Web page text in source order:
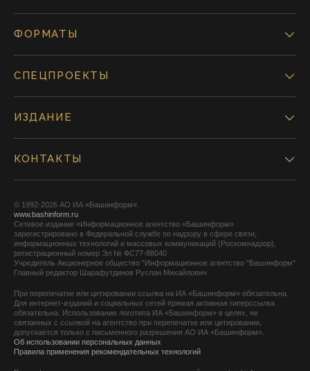
ФОРМАТЫ
СПЕЦПРОЕКТЫ
ИЗДАНИЕ
КОНТАКТЫ
© 1992-2026 АО ИА «Башинформ».
www.bashinform.ru
Сетевое издание «Информационное агентство «Башинформ»
зарегистрировано в Федеральной службе по надзору в сфере связи,
информационных технологий и массовых коммуникаций (Роскомнадзор),
регистрационный номер Эл № ФС77-88040
Учредитель Акционерное общество "Информационное агентство "Башинформ"
Главный редактор Шарафутдинов Руслан Михайлович
При перепечатке или цитировании ссылка на ИА «Башинформ» обязательна.
Для интернет-изданий и социальных сетей прямая активная гиперссылка
обязательна. Использование логотипа ИА «Башинформ» в целях, не
связанных с ссылкой на агентство при перепечатке или цитировании,
допускается только с письменного разрешения АО ИА «Башинформ».
Об использовании персональных данных
Правила применения рекомендательных технологий